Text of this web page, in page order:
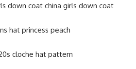
down coat china girls down coat
hat princess peach
cloche hat pattern